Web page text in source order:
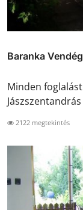
Baranka
Minden
2122 megtekintés